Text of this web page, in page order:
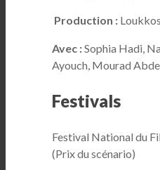
Production :
Avec :Sophia Hadi,
Ayouch, Mourad
Festivals
Festival National du
(Prix du scénario)